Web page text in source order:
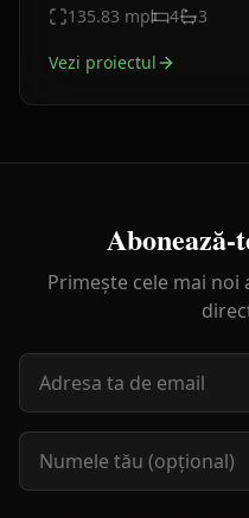
135.83 mp 4 3
Vezi proiectul
Abonează-
Primește cele mai